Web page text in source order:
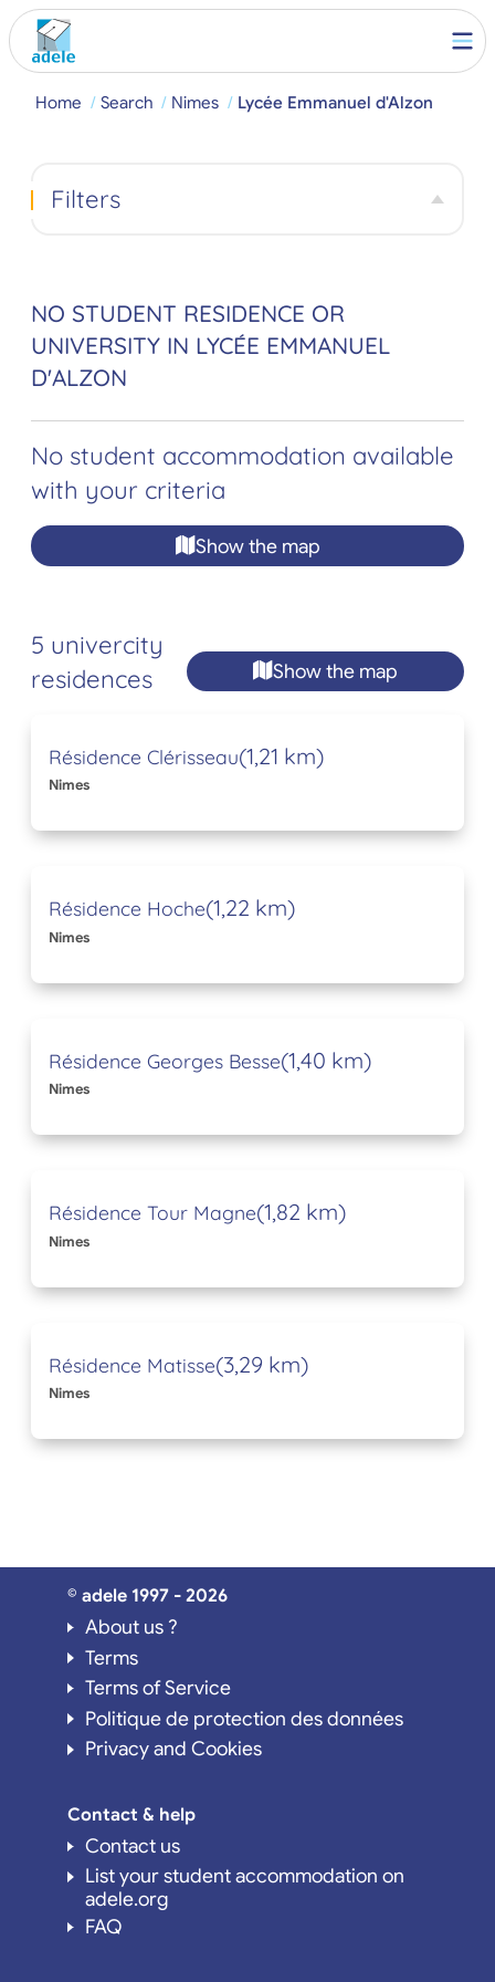
Home Search Nimes Lycée Emmanuel d'Alzon
NO STUDENT RESIDENCE OR
UNIVERSITY IN LYCÉE EMMANUEL
D'ALZON
No student accommodation available
with your criteria
Show the map
5 univercity
residences
Show the map
Résidence Clérisseau(1,21 km)
Nimes
Résidence Hoche(1,22 km)
Nimes
Résidence Georges Besse(1,40 km)
Nimes
Résidence Tour Magne(1,82 km)
Nimes
Résidence Matisse(3,29 km)
Nimes
Filters
© adele 1997 - 2026
About us ?
Terms
Terms of Service
Politique de protection des données
Privacy and Cookies
Contact & help
Contact us
List your student accommodation on
adele.org
FAQ